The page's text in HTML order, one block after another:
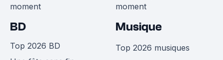
moment
moment
BD
Top 2026 BD
Musique
Top 2026 musiques